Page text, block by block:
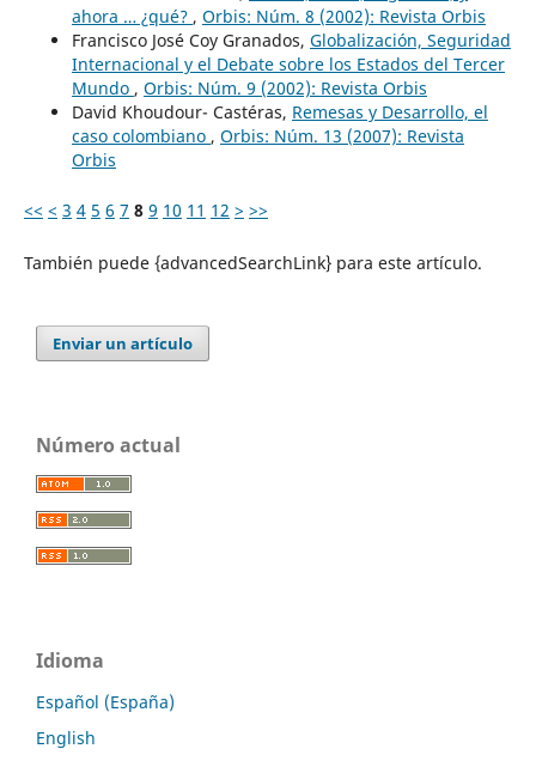
ahora … ¿qué? , Orbis: Núm. 8 (2002): Revista Orbis
Francisco José Coy Granados, Globalización, Seguridad
Internacional y el Debate sobre los Estados del Tercer
Mundo , Orbis: Núm. 9 (2002): Revista Orbis
David Khoudour- Castéras, Remesas y Desarrollo, el
caso colombiano , Orbis: Núm. 13 (2007): Revista
Orbis
<< < 3 4 5 6 7 8 9 10 11 12 > >>
También puede {advancedSearchLink} para este artículo.
Enviar un artículo
Número actual
Idioma
Español (España)
English